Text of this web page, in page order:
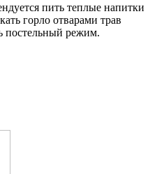
пить теплые напитки
горло отварами трав
постельный режим.